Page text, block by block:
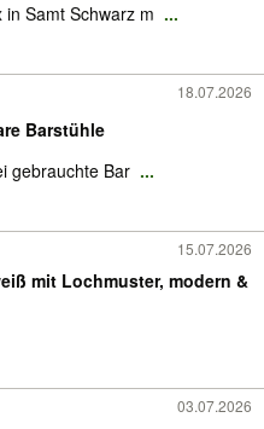
in Samt Schwarz m ...
18.07.2026
Barstühle
gebrauchte Bar ...
15.07.2026
mit Lochmuster, modern &
03.07.2026